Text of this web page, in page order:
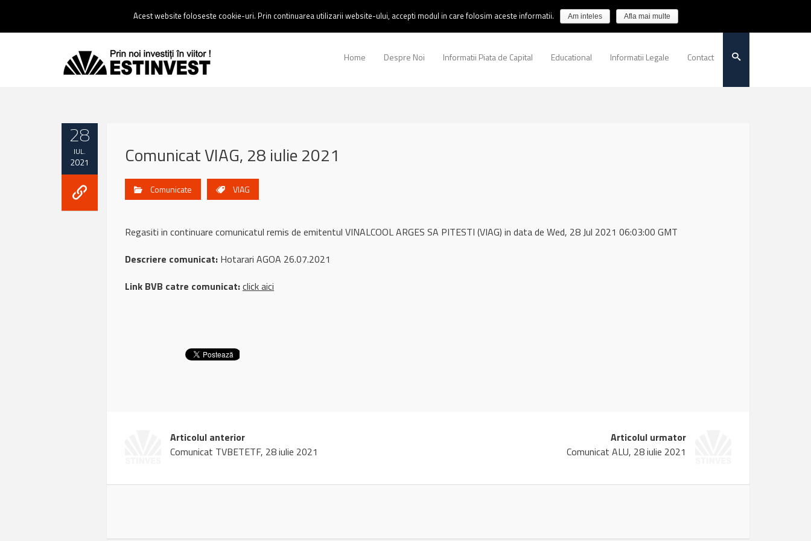
0237 238 900 |Email :contact@estinvest.ro
Home Despre Noi Informatii Piata de Capital Educational Informatii Legale Contact
28
IUL.
2021 Comunicat VIAG, 28 iulie 2021
Comunicate VIAG
Regasiti in continuare comunicatul remis de emitentul VINALCOOL ARGES SA PITESTI (VIAG) in data de Wed, 28 Jul 2021 06:03:00 GMT
Descriere comunicat: Hotarari AGOA 26.07.2021
Link BVB catre comunicat:click aici
Articolul anterior
Comunicat TVBETETF, 28 iulie 2021
Articolul urmator
Comunicat ALU, 28 iulie 2021
Acest website foloseste cookie-uri. Prin continuarea utilizarii website-ului, accepti modul in care folosim aceste informatii. Am inteles Afla mai multe